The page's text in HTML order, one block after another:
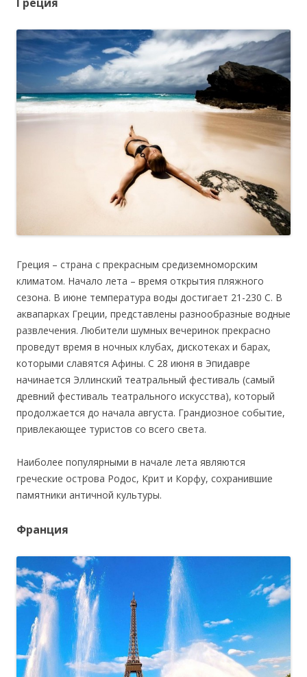
Греция – страна с прекрасным средиземноморским
климатом. Начало лета – время открытия пляжного
сезона. В июне температура воды достигает 21-230 С. В
аквапарках Греции, представлены разнообразные водные
развлечения. Любители шумных вечеринок прекрасно
проведут время в ночных клубах, дискотеках и барах,
которыми славятся Афины. С 28 июня в Эпидавре
начинается Эллинский театральный фестиваль (самый
древний фестиваль театрального искусства), который
продолжается до начала августа. Грандиозное событие,
привлекающее туристов со всего света.
Наиболее популярными в начале лета являются
греческие острова Родос, Крит и Корфу, сохранившие
памятники античной культуры.
Франция